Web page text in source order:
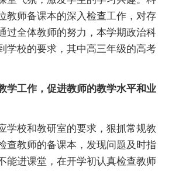
教师备课本的深入检查工作，对存
过全体教师的努力，本学期政治科
学校的要求，其中高三年级的高考
学工作，促进教师的教学水平和业
学校和教研室的要求，狠抓常规教
查教师的备课本，发现问题及时指
能进课堂，在开学初认真检查教师